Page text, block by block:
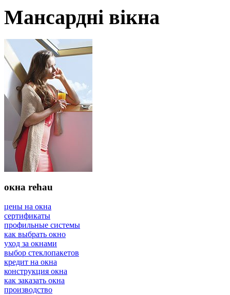
Мансардні вікна
окна rehau
цены на окна
сертификаты
профильные системы
как выбрать окно
уход за окнами
выбор стеклопакетов
кредит на окна
конструкция окна
как заказать окна
производство